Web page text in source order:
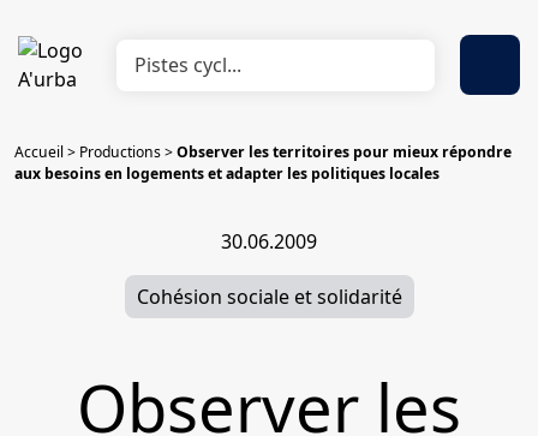
Accueil> Productions>Observer les territoires pour mieux répondre
aux besoins en logements et adapter les politiques locales
30.06.2009
Cohésion sociale et solidarité
Observer les